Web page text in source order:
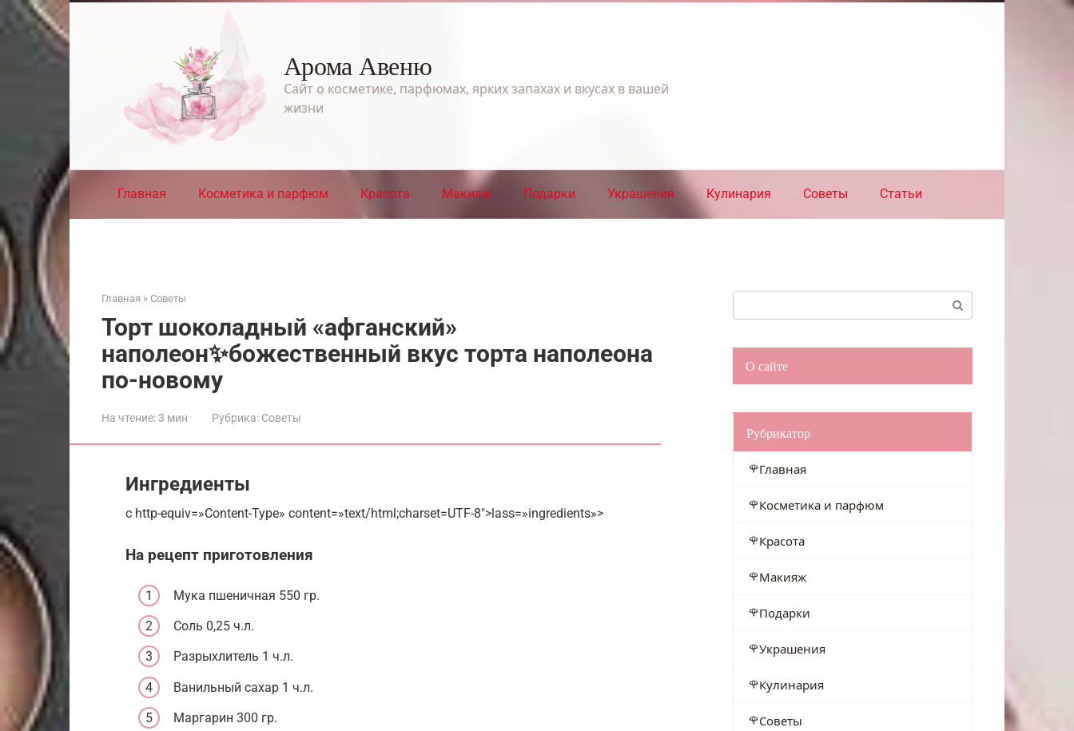
Перейти
к
контенту
Арома Авеню
Сайт о косметике, парфюмах, ярких запахах и вкусах в вашей
жизни
Главная Косметика и парфюм Красота Макияж Подарки Украшения Кулинария Советы Статьи
Главная » Советы
Торт шоколадный «афганский»
наполеон✨божественный вкус торта наполеона
по-новому
На чтение:3 мин Рубрика: Советы
Ингредиенты
c http-equiv=»Content-Type» content=»text/html;charset=UTF-8″>lass=»ingredients»>
На рецепт приготовления
Мука пшеничная 550 гр.
Соль 0,25 ч.л.
Разрыхлитель 1 ч.л.
Ванильный сахар 1 ч.л.
Маргарин 300 гр.
О сайте
Рубрикатор
Главная
Косметика и парфюм
Красота
Макияж
Подарки
Украшения
Кулинария
Советы